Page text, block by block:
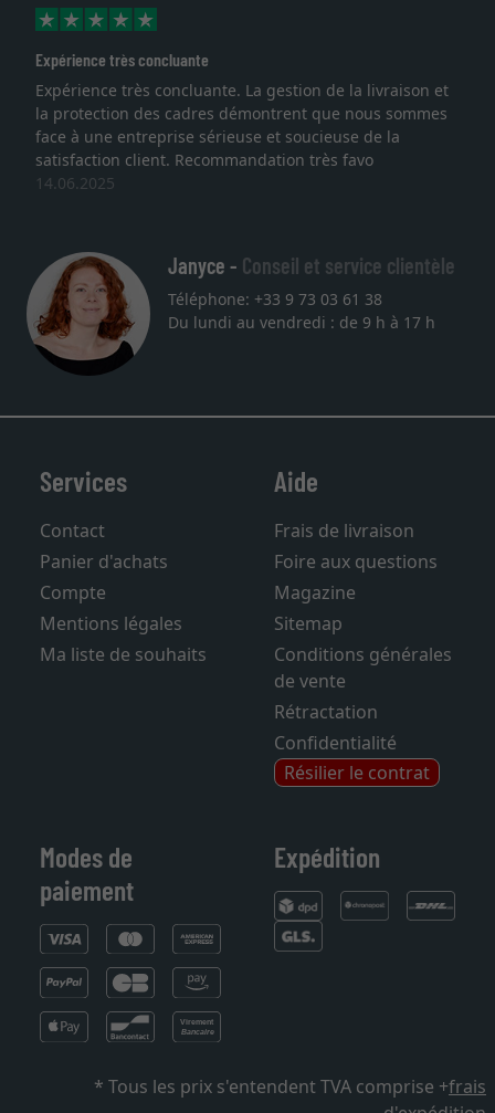
Expérience très concluante
Expérience très concluante. La gestion de la livraison et
la protection des cadres démontrent que nous sommes
face à une entreprise sérieuse et soucieuse de la
satisfaction client. Recommandation très favo
14.06.2025
Janyce - Conseil et service clientèle
Téléphone: +33 9 73 03 61 38
Du lundi au vendredi : de 9 h à 17 h
Services
Contact
Panier d'achats
Compte
Mentions légales
Ma liste de souhaits
Aide
Frais de livraison
Foire aux questions
Magazine
Sitemap
Conditions générales
de vente
Rétractation
Confidentialité
Résilier le contrat
Modes de
paiement
Expédition
* Tous les prix s'entendent TVA comprise +frais